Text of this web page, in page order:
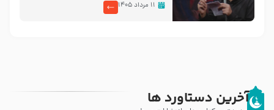
۱۱ مرداد ۱۴۰۵
آخرین دستاورد ها